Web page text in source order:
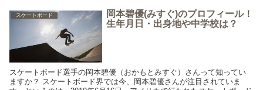
スケートボード
岡本碧優(みすぐ)のプロフィール！
生年月日・出身地や中学校は？
スケートボード選手の岡本碧優（おかもとみすぐ）さんって知ってい
ますか？ スケートボード界では今、岡本碧優さんが注目されていま